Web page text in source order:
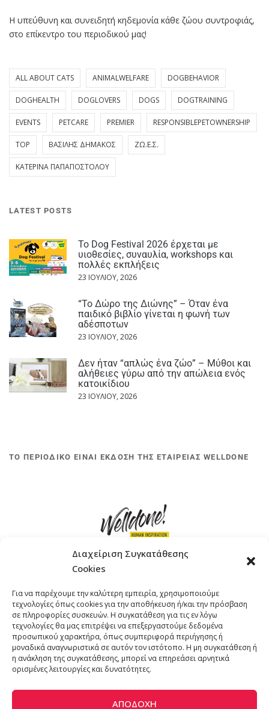
Διαχείριση Συγκατάθεσης
Cookies
Για να παρέχουμε την καλύτερη εμπειρία, χρησιμοποιούμε
τεχνολογίες όπως cookies για την αποθήκευση ή/και την πρόσβαση
σε πληροφορίες συσκευών. Η συγκατάθεση για τις εν λόγω
τεχνολογίες θα μας επιτρέψει να επεξεργαστούμε δεδομένα
προσωπικού χαρακτήρα, όπως συμπεριφορά περιήγησης ή
μοναδικά αναγνωριστικά σε αυτόν τον ιστότοπο. Η μη συγκατάθεση ή
η ανάκληση της συγκατάθεσης, μπορεί να επηρεάσει αρνητικά
ορισμένες λειτουργίες και δυνατότητες.
ΑΠΟΔΟΧΉ
Η υπεύθυνη και συνειδητή κηδεμονία κάθε ζώου συντροφιάς,
στο επίκεντρο του περιοδικού μας!
ALL ABOUT CATS ANIMALWELFARE DOGBEHAVIOR
DOGHEALTH DOGLOVERS DOGS DOGTRAINING
EVENTS PETCARE PREMIER RESPONSIBLEPETOWNERSHIP
TOP ΒΑΣΊΛΗΣ ΔΗΜΆΚΟΣ ΖΩ.Ε.Σ.
ΚΑΤΕΡΊΝΑ ΠΑΠΑΠΟΣΤΌΛΟΥ
LATEST POSTS
Το Dog Festival 2026 έρχεται με
υιοθεσίες, συναυλία, workshops και
πολλές εκπλήξεις
23 ΙΟΥΛΊΟΥ, 2026
“Το Δώρο της Διώνης” – Όταν ένα
παιδικό βιβλίο γίνεται η φωνή των
αδέσποτων
23 ΙΟΥΛΊΟΥ, 2026
Δεν ήταν “απλώς ένα ζώο” – Μύθοι και
αλήθειες γύρω από την απώλεια ενός
κατοικίδιου
23 ΙΟΥΛΊΟΥ, 2026
ΤΟ ΠΕΡΙΟΔΙΚΟ ΕΙΝΑΙ ΕΚΔΟΣΗ ΤΗΣ ΕΤΑΙΡΕΙΑΣ WELLDONE
ΤΗΛΕΦΩΝΟ: +30 211 4021758
EMAIL:info@welldone.com.gr